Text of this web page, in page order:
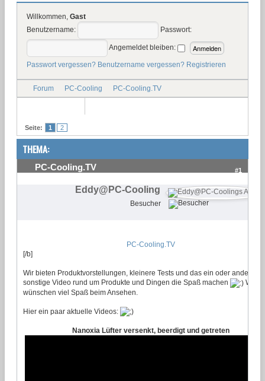
Willkommen, Gast
Benutzername:
Passwort:
Angemeldet bleiben:
Passwort vergessen? Benutzername vergessen? Registrieren
Forum PC-Cooling PC-Cooling.TV
Seite: 1 2
THEMA:
PC-Cooling.TV #1
Eddy@PC-Cooling
Besucher
PC-Cooling.TV
[/b]
Wir bieten Produktvorstellungen, kleinere Tests und das ein oder andere
sonstige Video rund um Produkte und Dingen die Spaß machen
Wir
wünschen viel Spaß beim Ansehen.
Hier ein paar aktuelle Videos:
Nanoxia Lüfter versenkt, beerdigt und getreten